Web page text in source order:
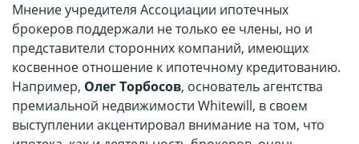
Мнение учредителя Ассоциации ипотечных
брокеров поддержали не только ее члены, но и
представители сторонних компаний, имеющих
косвенное отношение к ипотечному кредитованию.
Например, Олег Торбосов, основатель агентства
премиальной недвижимости Whitewill, в своем
выступлении акцентировал внимание на том, что